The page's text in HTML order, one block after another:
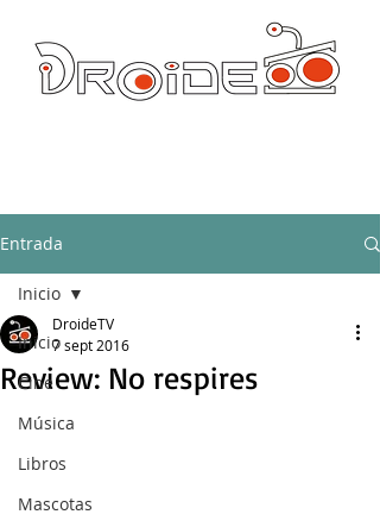
Entrada
Inicio
Cine
Música
Libros
Mascotas
Inicio
Review: No respires
DroideTV
7 sept 2016